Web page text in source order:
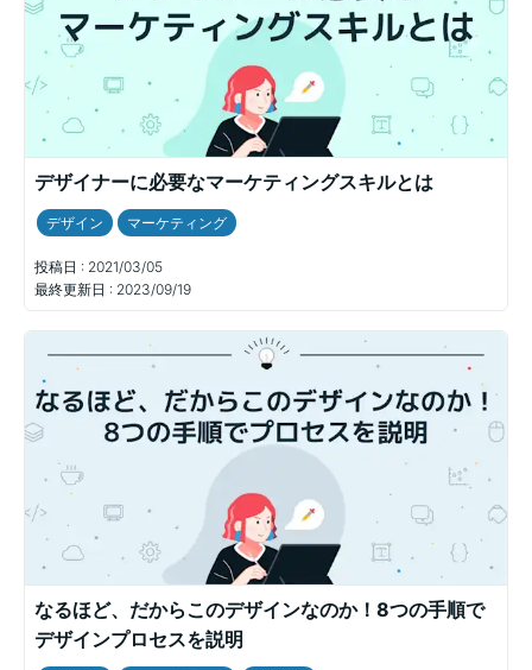
デザイナーに必要なマーケティングスキルとは
デザイン マーケティング
投稿日 : 2021/03/05
最終更新日 : 2023/09/19
なるほど、だからこのデザインなのか！8つの手順で
デザインプロセスを説明